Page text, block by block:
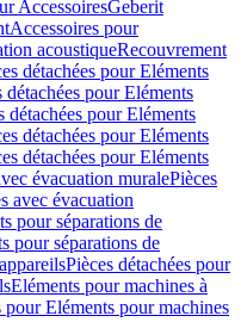
AccessoiresGeberit
Accessoires pour
acoustiqueRecouvrement
détachées pour Eléments
détachées pour Eléments
détachées pour Eléments
détachées pour Eléments
détachées pour Eléments
évacuation muralePièces
avec évacuation
pour séparations de
pour séparations de
Pièces détachées pour
Eléments pour machines à
pour Eléments pour machines